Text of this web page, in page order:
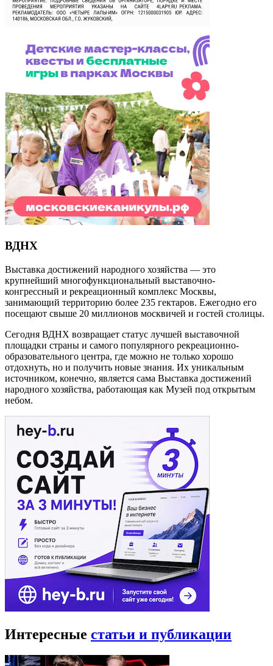
ВДНХ
Выставка достижений народного хозяйства — это
крупнейший многофункциональный выставочно-
конгрессный и рекреационный комплекс Москвы,
занимающий территорию более 235 гектаров. Ежегодно его
посещают свыше 20 миллионов москвичей и гостей столицы.
Сегодня ВДНХ возвращает статус лучшей выставочной
площадки страны и самого популярного рекреационно-
образовательного центра, где можно не только хорошо
отдохнуть, но и получить новые знания. Их уникальным
источником, конечно, является сама Выставка достижений
народного хозяйства, работающая как Музей под открытым
небом.
Интересные статьи и публикации